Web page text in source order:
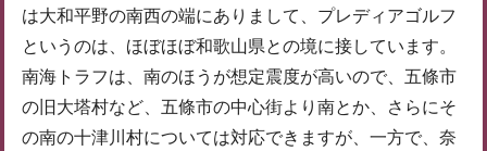
は大和平野の南西の端にありまして、プレディアゴルフ
というのは、ほぼほぼ和歌山県との境に接しています。
南海トラフは、南のほうが想定震度が高いので、五條市
の旧大塔村など、五條市の中心街より南とか、さらにそ
の南の十津川村については対応できますが、一方で、奈